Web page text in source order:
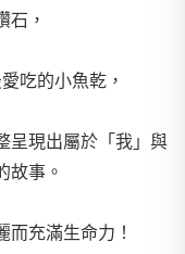
石，
吃的小魚乾，
呈現出屬於「我」與
故事。
充滿生命力！